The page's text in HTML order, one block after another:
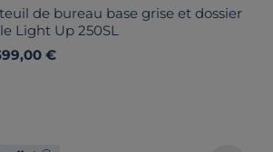
de bureau base grise et dossier
Light Up 250SL
€